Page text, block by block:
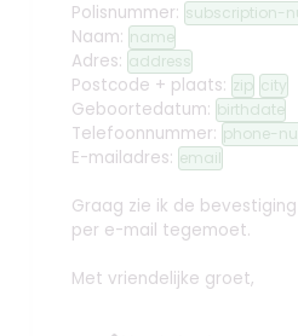
Polisnummer: subscription-
Naam: name
Adres: address
Postcode + plaats: zip city
Geboortedatum: birthdate
Telefoonnummer: phone-
E-mailadres: email
Graag zie ik de
per e-mail tegemoet.
Met vriendelijke groet,